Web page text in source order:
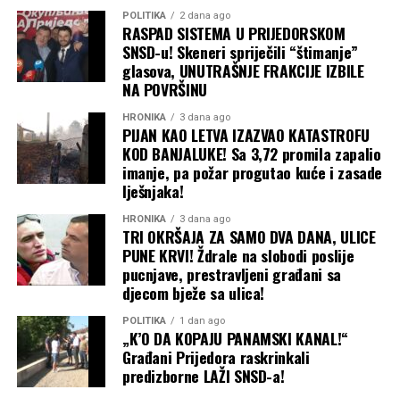
POLITIKA 2 dana ago
RASPAD SISTEMA U PRIJEDORSKOM
SNSD-u! Skeneri spriječili “štimanje”
glasova, UNUTRAŠNJE FRAKCIJE IZBILE
NA POVRŠINU
HRONIKA 3 dana ago
PIJAN KAO LETVA IZAZVAO KATASTROFU
KOD BANJALUKE! Sa 3,72 promila zapalio
imanje, pa požar progutao kuće i zasade
lješnjaka!
HRONIKA 3 dana ago
TRI OKRŠAJA ZA SAMO DVA DANA, ULICE
PUNE KRVI! Ždrale na slobodi poslije
pucnjave, prestravljeni građani sa
djecom bježe sa ulica!
POLITIKA 1 dan ago
„K’O DA KOPAJU PANAMSKI KANAL!“
Građani Prijedora raskrinkali
predizborne LAŽI SNSD-a!